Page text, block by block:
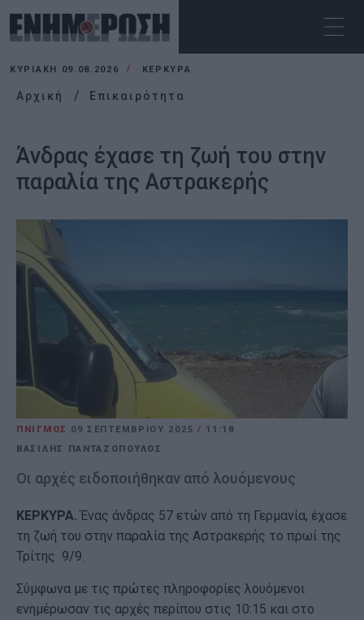
ΚΥΡΙΑΚΉ 09.08.2026 ΚΕΡΚΥΡΑ
Αρχική Επικαιρότητα
Άνδρας έχασε τη ζωή του στην
παραλία της Αστρακερής
ΠΝΙΓΜΟΣ 09 ΣΕΠΤΕΜΒΡΊΟΥ 2025 / 11:18
ΒΑΣΙΛΗΣ ΠΑΝΤΑΖΟΠΟΥΛΟΣ
Οι αρχές ειδοποιήθηκαν από λουόμενους
ΚΕΡΚΥΡΑ.Ένας άνδρας 57 ετών από τη Γερμανία, έχασε
τη ζωή του στην παραλία της Αστρακερής το πρωί της
Τρίτης 9/9.
Σύμφωνα με τις πρώτες πληροφορίες λουόμενοι
ενημέρωσαν τις αρχές περίπου στις 10:15 και στο